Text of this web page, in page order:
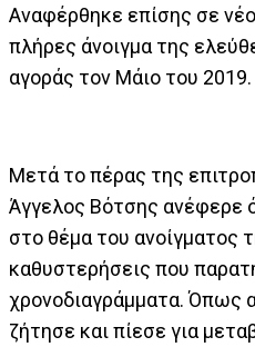
Αναφέρθηκε επίσης σε
πλήρες άνοιγμα της
αγοράς τον Μάιο του 2019.
Μετά το πέρας της
Άγγελος Βότσης ανέφερε
στο θέμα του ανοίγματος
καθυστερήσεις που
χρονοδιαγράμματα. Όπως
ζήτησε και πίεσε για